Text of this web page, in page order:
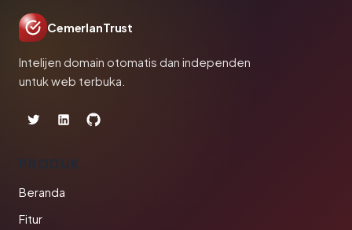
CemerlanTrust
Intelijen domain otomatis dan independen
untuk web terbuka.
PRODUK
Beranda
Fitur